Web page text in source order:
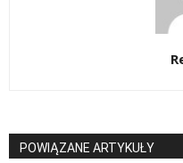
POWIĄZANE ARTYKUŁY